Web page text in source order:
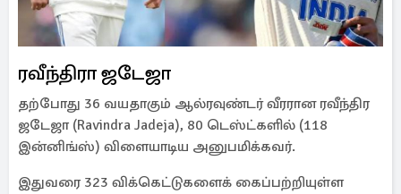
ரவீந்திரா ஜடேஜா
தற்போது 36 வயதாகும் ஆல்ரவுண்டர் வீரரான ரவீந்திர
ஜடேஜா (Ravindra Jadeja), 80 டெஸ்ட்களில் (118
இன்னிங்ஸ்) விளையாடிய அனுபமிக்கவர்.
இதுவரை 323 விக்கெட்டுகளைக் கைப்பற்றியுள்ள